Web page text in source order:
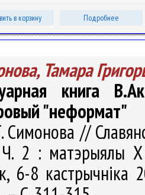
в корзину Подробнее
Тамара
книга
"неформат"
Симонова //
2 : матэрыялы X
6-8 кастрычнiка